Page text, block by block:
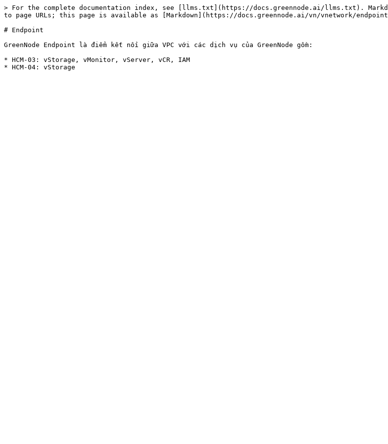
> For the complete documentation index, see [llms.txt](https://docs.greennode.ai/llms.txt).
to page URLs; this page is available as [Markdown](https://docs.greennode.ai/vn/vnetwork/
# Endpoint
GreenNode Endpoint là điểm kết nối giữa VPC với các dịch vụ của GreenNode gồm:
* HCM-03: vStorage, vMonitor, vServer, vCR, IAM